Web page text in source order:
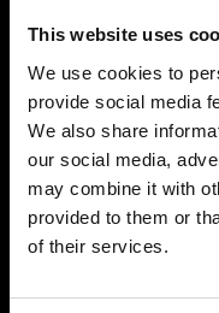
This website uses
We use cookies to
provide social media
We also share
our social media,
may combine it with
provided to them or
of their services.
Soluções
As nossas